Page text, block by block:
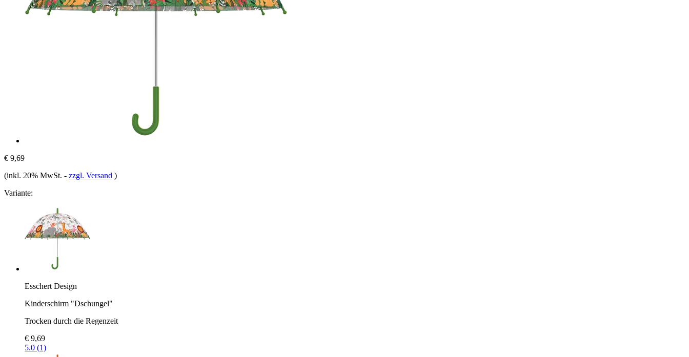
€ 9,69
(inkl. 20% MwSt. - zzgl. Versand )
Variante:
Esschert Design
Kinderschirm "Dschungel"
Trocken durch die Regenzeit
€ 9,69
5.0 (1)